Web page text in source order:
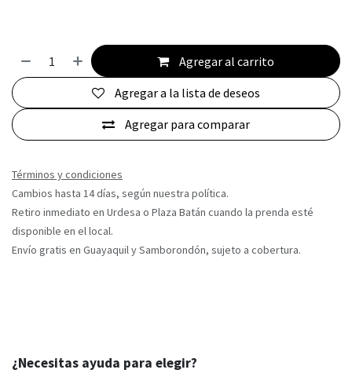
Agregar al carrito
Agregar para comparar
Agregar a la lista de deseos
Términos y condiciones
Cambios hasta 14 días, según nuestra política.
Retiro inmediato en Urdesa o Plaza Batán cuando la prenda esté
disponible en el local.
Envío gratis en Guayaquil y Samborondón, sujeto a cobertura.
¿Necesitas ayuda para elegir?